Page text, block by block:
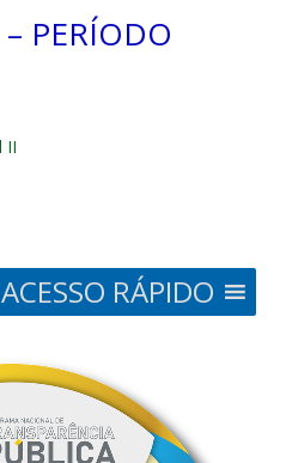
– PERÍODO
II
RÁPIDO